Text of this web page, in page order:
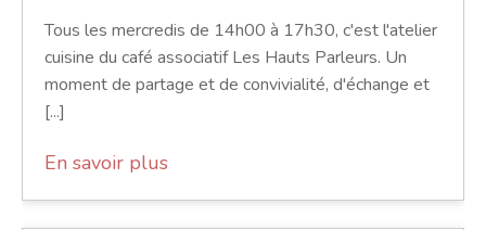
Tous les mercredis de 14h00 à 17h30, c'est l'atelier
cuisine du café associatif Les Hauts Parleurs. Un
moment de partage et de convivialité, d'échange et
[...]
En savoir plus